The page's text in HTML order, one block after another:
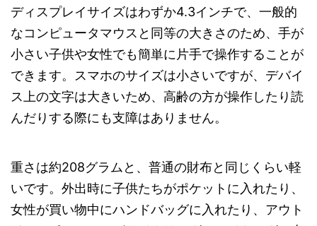
ディスプレイサイズはわずか4.3インチで、一般的
なコンピュータマウスと同等の大きさのため、手が
小さい子供や女性でも簡単に片手で操作することが
できます。スマホのサイズは小さいですが、デバイ
ス上の文字は大きいため、高齢の方が操作したり読
んだりする際にも支障はありません。
重さは約208グラムと、普通の財布と同じくらい軽
いです。外出時に子供たちがポケットに入れたり、
女性が買い物中にハンドバッグに入れたり、アウト